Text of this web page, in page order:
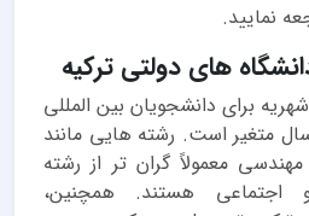
نمایید.
های دولتی ترکیه
برای دانشجویان بین المللی
دلار در سال متغیر است. رشته هایی مانند
معمولاً گران تر از رشته
اجتماعی هستند. همچنین،